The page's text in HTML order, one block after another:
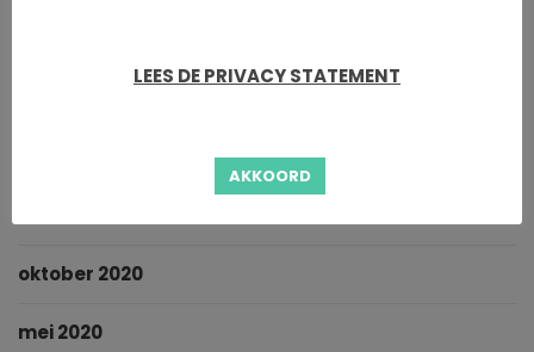
oktober 2020
mei 2020
LEES DE PRIVACY STATEMENT
AKKOORD